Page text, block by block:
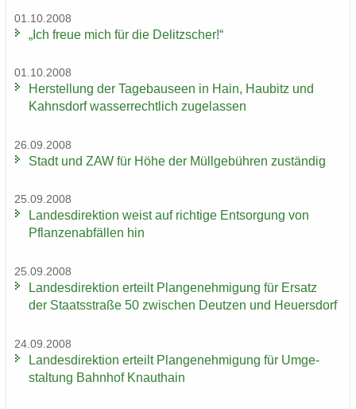
01.10.2008
„Ich freue mich für die De­litz­scher!“
01.10.2008
Her­stel­lung der Ta­ge­bau­se­en in Hain, Hau­bitz und
Kahns­dorf was­ser­recht­lich zu­ge­las­sen
26.09.2008
Stadt und ZAW für Höhe der Müll­ge­büh­ren zu­stän­dig
25.09.2008
Lan­des­di­rek­ti­on weist auf rich­ti­ge Ent­sor­gung von
Pflan­zen­ab­fäl­len hin
25.09.2008
Lan­des­di­rek­ti­on er­teilt Plan­ge­neh­mi­gung für Er­satz
der Staats­stra­ße 50 zwi­schen Deut­zen und Heu­ers­dorf
24.09.2008
Lan­des­di­rek­ti­on er­teilt Plan­ge­neh­mi­gung für Um­ge­
stal­tung Bahn­hof Knaut­hain